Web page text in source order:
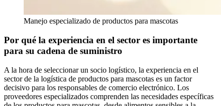
Manejo especializado de productos para mascotas
Por qué la experiencia en el sector es importante
para su cadena de suministro
A la hora de seleccionar un socio logístico, la experiencia en el
sector de la logística de productos para mascotas es un factor
decisivo para los responsables de comercio electrónico. Los
proveedores especializados comprenden las necesidades específicas